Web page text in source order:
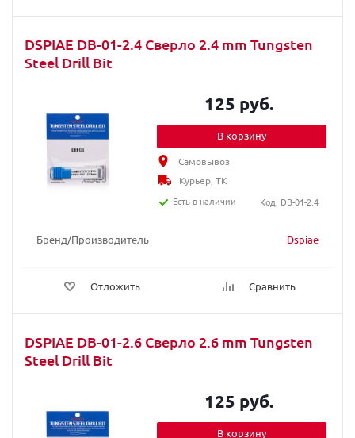
DSPIAE DB-01-2.4 Сверло 2.4 mm Tungsten
Steel Drill Bit
Бренд/Производитель Dspiae
Отложить Сравнить
125 руб.
В корзину
Самовывоз
Курьер, ТК
Есть в наличии
Код: DB-01-2.4
DSPIAE DB-01-2.6 Сверло 2.6 mm Tungsten
Steel Drill Bit
125 руб.
В корзину